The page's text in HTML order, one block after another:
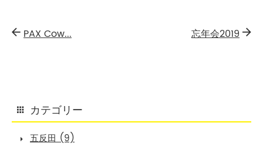
PAX Cow... 忘年会2019
カテゴリー
五反田 (9)